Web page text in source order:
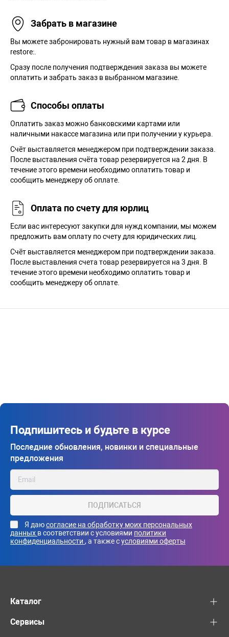
Забрать в магазине
Вы можете забронировать нужный вам товар в магазинах
restore:.
Сразу после получения подтверждения заказа вы можете
оплатить и забрать заказ в выбранном магазине.
Способы оплаты
Оплатить заказ можно банковскими картами или
наличными накассе магазина или при получении у курьера.
Cчёт выставляется менеджером при подтверждении заказа.
После выставления счёта товар резервируется на 2 дня. В
течение этого времени необходимо оплатить товар и
сообщить менеджеру об оплате.
Оплата по счету для юрлиц
Если вас интересуют закупки для нужд компании, мы можем
предложить вам оплату по счету для юридических лиц.
Счёт выставляется менеджером при подтверждении заказа.
После выставления счета товар резервируется на 3 дня. В
течение этого времени необходимо оплатить товар и
сообщить менеджеру об оплате.
Подпишитесь и будьте в курсе
Последние обновления, новинки и специальные
предложения
ПОДПИСАТЬСЯ
Я даюсогласие на обработку моих персональных
данных в соответствии с условиями политики
конфиденциальности , а также сусловиями оферты
Каталог
Сервисы